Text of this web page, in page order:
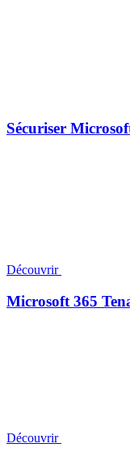
Sécuriser
Découvrir
Microsoft 365
Découvrir